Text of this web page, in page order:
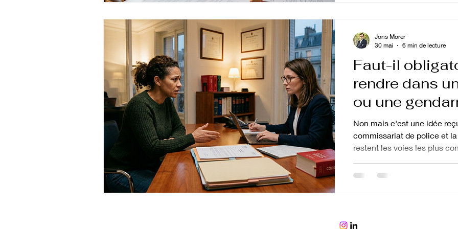
efficacement. Qu'est-
Faut-il
rendre dans
ou une
déposer une
Non mais c'est une idée
commissariat de police et
restent les voies les plus
une procédure pénale sans
Joris Morer
30 mai
6 min de lecture